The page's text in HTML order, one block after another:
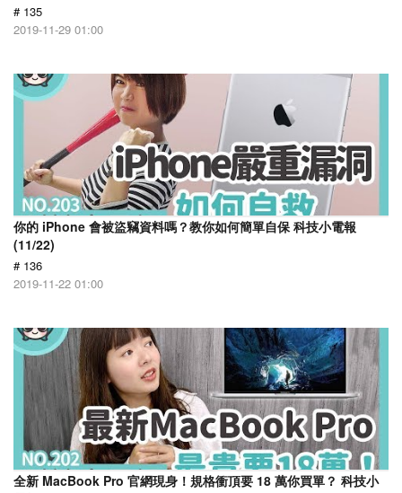
# 135
2019-11-29 01:00
你的 iPhone 會被盜竊資料嗎？教你如何簡單自保 科技小電報
(11/22)
# 136
2019-11-22 01:00
全新 MacBook Pro 官網現身！規格衝頂要 18 萬你買單？ 科技小